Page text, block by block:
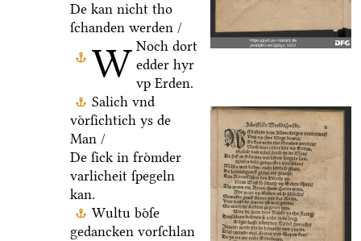
W
De kan nicht tho
ſchanden werden /
Noch dort
edder hyr
vp Erden.
Salich vnd
voͤrſichtich ys de
Man /
De ſick in froͤmder
varlicheit ſpegeln
kan.
Wultu boͤſe
gedancken vorſchlan